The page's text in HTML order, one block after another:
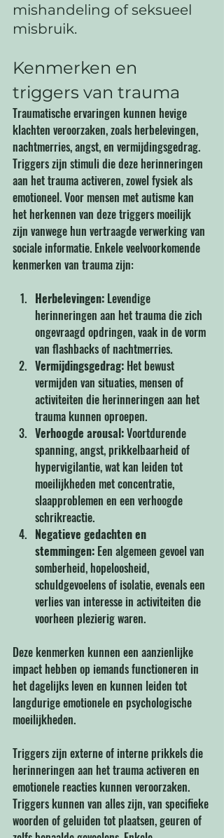
mishandeling of seksueel
misbruik.
Kenmerken en
triggers van trauma
Traumatische ervaringen kunnen hevige
klachten veroorzaken, zoals herbelevingen,
nachtmerries, angst, en vermijdingsgedrag.
Triggers zijn stimuli die deze herinneringen
aan het trauma activeren, zowel fysiek als
emotioneel. Voor mensen met autisme kan
het herkennen van deze triggers moeilijk
zijn vanwege hun vertraagde verwerking van
sociale informatie. Enkele veelvoorkomende
kenmerken van trauma zijn:
Herbelevingen: Levendige
herinneringen aan het trauma die zich
ongevraagd opdringen, vaak in de vorm
van flashbacks of nachtmerries.
Vermijdingsgedrag: Het bewust
vermijden van situaties, mensen of
activiteiten die herinneringen aan het
trauma kunnen oproepen.
Verhoogde arousal: Voortdurende
spanning, angst, prikkelbaarheid of
hypervigilantie, wat kan leiden tot
moeilijkheden met concentratie,
slaapproblemen en een verhoogde
schrikreactie.
Negatieve gedachten en
stemmingen: Een algemeen gevoel van
somberheid, hopeloosheid,
schuldgevoelens of isolatie, evenals een
verlies van interesse in activiteiten die
voorheen plezierig waren.
Deze kenmerken kunnen een aanzienlijke
impact hebben op iemands functioneren in
het dagelijks leven en kunnen leiden tot
langdurige emotionele en psychologische
moeilijkheden.
Triggers zijn externe of interne prikkels die
herinneringen aan het trauma activeren en
emotionele reacties kunnen veroorzaken.
Triggers kunnen van alles zijn, van specifieke
woorden of geluiden tot plaatsen, geuren of